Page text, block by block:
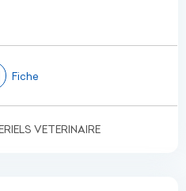
Fiche
VETERINAIRE